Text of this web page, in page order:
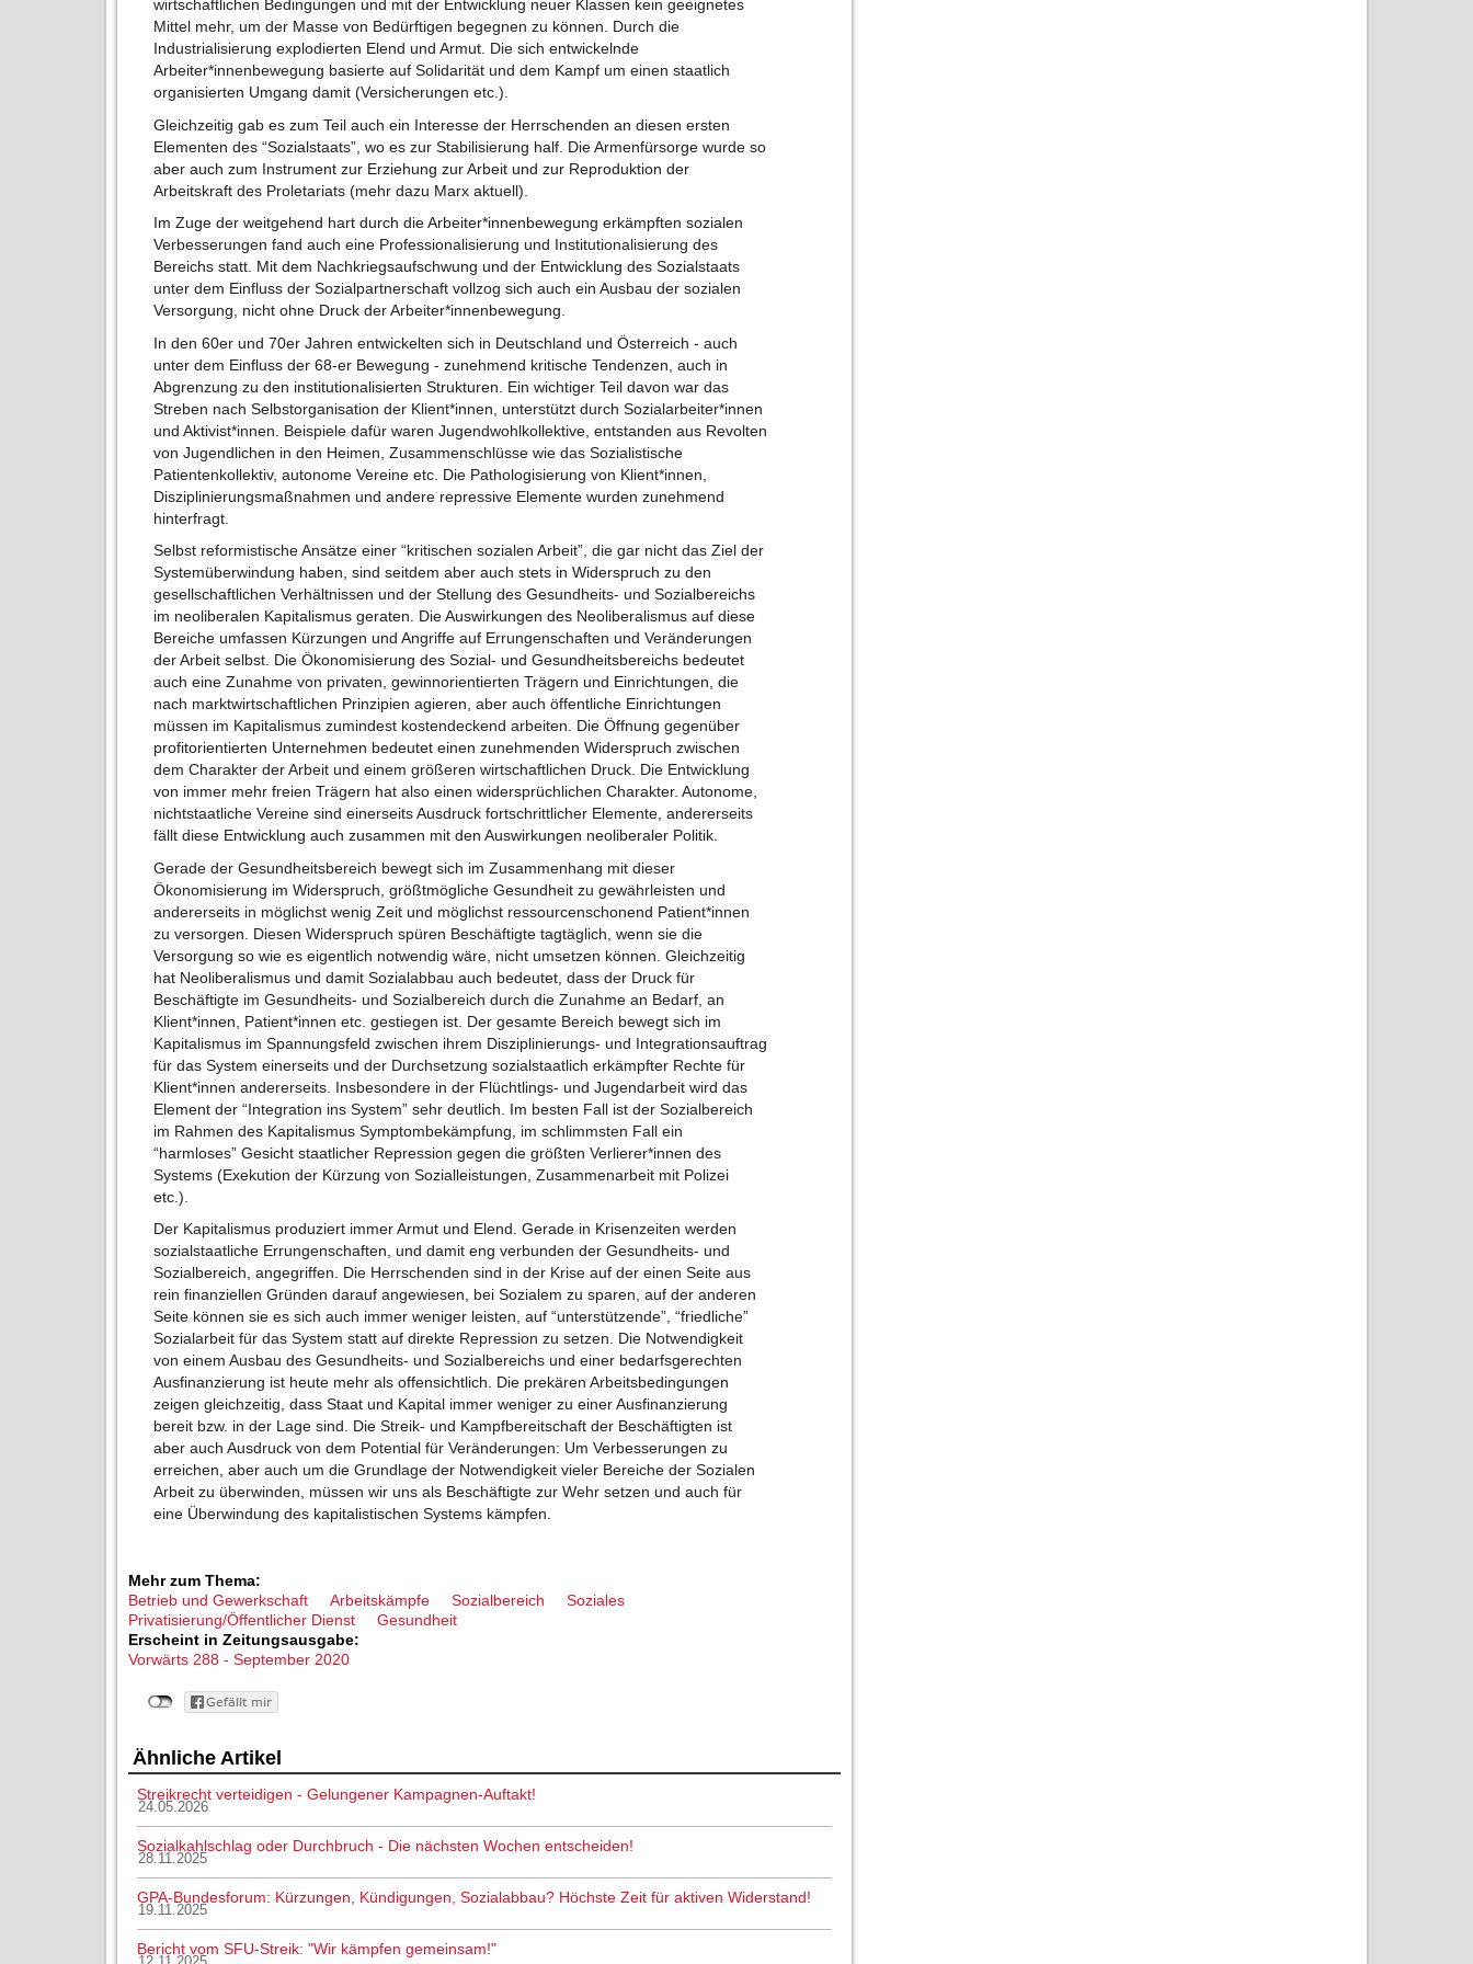
wirtschaftlichen Bedingungen und mit der Entwicklung neuer Klassen kein geeignetes
Mittel mehr, um der Masse von Bedürftigen begegnen zu können. Durch die
Industrialisierung explodierten Elend und Armut. Die sich entwickelnde
Arbeiter*innenbewegung basierte auf Solidarität und dem Kampf um einen staatlich
organisierten Umgang damit (Versicherungen etc.).
Gleichzeitig gab es zum Teil auch ein Interesse der Herrschenden an diesen ersten
Elementen des “Sozialstaats”, wo es zur Stabilisierung half. Die Armenfürsorge wurde so
aber auch zum Instrument zur Erziehung zur Arbeit und zur Reproduktion der
Arbeitskraft des Proletariats (mehr dazu Marx aktuell).
Im Zuge der weitgehend hart durch die Arbeiter*innenbewegung erkämpften sozialen
Verbesserungen fand auch eine Professionalisierung und Institutionalisierung des
Bereichs statt. Mit dem Nachkriegsaufschwung und der Entwicklung des Sozialstaats
unter dem Einfluss der Sozialpartnerschaft vollzog sich auch ein Ausbau der sozialen
Versorgung, nicht ohne Druck der Arbeiter*innenbewegung.
In den 60er und 70er Jahren entwickelten sich in Deutschland und Österreich - auch
unter dem Einfluss der 68-er Bewegung - zunehmend kritische Tendenzen, auch in
Abgrenzung zu den institutionalisierten Strukturen. Ein wichtiger Teil davon war das
Streben nach Selbstorganisation der Klient*innen, unterstützt durch Sozialarbeiter*innen
und Aktivist*innen. Beispiele dafür waren Jugendwohlkollektive, entstanden aus Revolten
von Jugendlichen in den Heimen, Zusammenschlüsse wie das Sozialistische
Patientenkollektiv, autonome Vereine etc. Die Pathologisierung von Klient*innen,
Disziplinierungsmaßnahmen und andere repressive Elemente wurden zunehmend
hinterfragt.
Selbst reformistische Ansätze einer “kritischen sozialen Arbeit”, die gar nicht das Ziel der
Systemüberwindung haben, sind seitdem aber auch stets in Widerspruch zu den
gesellschaftlichen Verhältnissen und der Stellung des Gesundheits- und Sozialbereichs
im neoliberalen Kapitalismus geraten. Die Auswirkungen des Neoliberalismus auf diese
Bereiche umfassen Kürzungen und Angriffe auf Errungenschaften und Veränderungen
der Arbeit selbst. Die Ökonomisierung des Sozial- und Gesundheitsbereichs bedeutet
auch eine Zunahme von privaten, gewinnorientierten Trägern und Einrichtungen, die
nach marktwirtschaftlichen Prinzipien agieren, aber auch öffentliche Einrichtungen
müssen im Kapitalismus zumindest kostendeckend arbeiten. Die Öffnung gegenüber
profitorientierten Unternehmen bedeutet einen zunehmenden Widerspruch zwischen
dem Charakter der Arbeit und einem größeren wirtschaftlichen Druck. Die Entwicklung
von immer mehr freien Trägern hat also einen widersprüchlichen Charakter. Autonome,
nichtstaatliche Vereine sind einerseits Ausdruck fortschrittlicher Elemente, andererseits
fällt diese Entwicklung auch zusammen mit den Auswirkungen neoliberaler Politik.
Gerade der Gesundheitsbereich bewegt sich im Zusammenhang mit dieser
Ökonomisierung im Widerspruch, größtmögliche Gesundheit zu gewährleisten und
andererseits in möglichst wenig Zeit und möglichst ressourcenschonend Patient*innen
zu versorgen. Diesen Widerspruch spüren Beschäftigte tagtäglich, wenn sie die
Versorgung so wie es eigentlich notwendig wäre, nicht umsetzen können. Gleichzeitig
hat Neoliberalismus und damit Sozialabbau auch bedeutet, dass der Druck für
Beschäftigte im Gesundheits- und Sozialbereich durch die Zunahme an Bedarf, an
Klient*innen, Patient*innen etc. gestiegen ist. Der gesamte Bereich bewegt sich im
Kapitalismus im Spannungsfeld zwischen ihrem Disziplinierungs- und Integrationsauftrag
für das System einerseits und der Durchsetzung sozialstaatlich erkämpfter Rechte für
Klient*innen andererseits. Insbesondere in der Flüchtlings- und Jugendarbeit wird das
Element der “Integration ins System” sehr deutlich. Im besten Fall ist der Sozialbereich
im Rahmen des Kapitalismus Symptombekämpfung, im schlimmsten Fall ein
“harmloses” Gesicht staatlicher Repression gegen die größten Verlierer*innen des
Systems (Exekution der Kürzung von Sozialleistungen, Zusammenarbeit mit Polizei
etc.).
Der Kapitalismus produziert immer Armut und Elend. Gerade in Krisenzeiten werden
sozialstaatliche Errungenschaften, und damit eng verbunden der Gesundheits- und
Sozialbereich, angegriffen. Die Herrschenden sind in der Krise auf der einen Seite aus
rein finanziellen Gründen darauf angewiesen, bei Sozialem zu sparen, auf der anderen
Seite können sie es sich auch immer weniger leisten, auf “unterstützende”, “friedliche”
Sozialarbeit für das System statt auf direkte Repression zu setzen. Die Notwendigkeit
von einem Ausbau des Gesundheits- und Sozialbereichs und einer bedarfsgerechten
Ausfinanzierung ist heute mehr als offensichtlich. Die prekären Arbeitsbedingungen
zeigen gleichzeitig, dass Staat und Kapital immer weniger zu einer Ausfinanzierung
bereit bzw. in der Lage sind. Die Streik- und Kampfbereitschaft der Beschäftigten ist
aber auch Ausdruck von dem Potential für Veränderungen: Um Verbesserungen zu
erreichen, aber auch um die Grundlage der Notwendigkeit vieler Bereiche der Sozialen
Arbeit zu überwinden, müssen wir uns als Beschäftigte zur Wehr setzen und auch für
eine Überwindung des kapitalistischen Systems kämpfen.
Mehr zum Thema:
Betrieb und Gewerkschaft
Arbeitskämpfe Sozialbereich
Soziales
Privatisierung/Öffentlicher Dienst
Gesundheit
Erscheint in Zeitungsausgabe:
Vorwärts 288 - September 2020
Ähnliche Artikel
Streikrecht verteidigen - Gelungener Kampagnen-Auftakt!
24.05.2026
Sozialkahlschlag oder Durchbruch - Die nächsten Wochen entscheiden!
28.11.2025
GPA-Bundesforum: Kürzungen, Kündigungen, Sozialabbau? Höchste Zeit für aktiven Widerstand!
19.11.2025
Bericht vom SFU-Streik: "Wir kämpfen gemeinsam!"